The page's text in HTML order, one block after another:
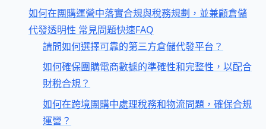
如何在團購運營中落實合規與稅務規劃，並兼顧倉儲
代發透明性 常見問題快速FAQ
請問如何選擇可靠的第三方倉儲代發平台？
如何確保團購電商數據的準確性和完整性，以配合
財稅合規？
如何在跨境團購中處理稅務和物流問題，確保合規
運營？